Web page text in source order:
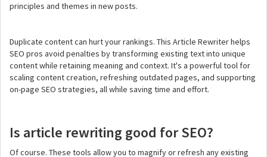
principles and themes in new posts.
Duplicate content can hurt your rankings. This Article Rewriter helps
SEO pros avoid penalties by transforming existing text into unique
content while retaining meaning and context. It's a powerful tool for
scaling content creation, refreshing outdated pages, and supporting
on-page SEO strategies, all while saving time and effort.
Is article rewriting good for SEO?
Of course. These tools allow you to magnify or refresh any existing